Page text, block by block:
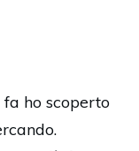
fa ho scoperto